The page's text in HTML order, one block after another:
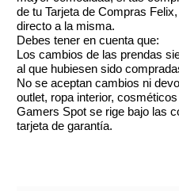
de tu Tarjeta de Compras
directo a la misma.
Debes tener en cuenta que:
Los cambios de las prendas
al que hubiesen sido
No se aceptan cambios ni
outlet, ropa interior,
Gamers Spot se rige bajo las
tarjeta de garantía.